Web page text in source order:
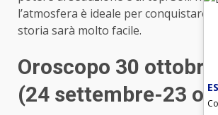
l’atmosfera è ideale per conquistare:
storia sarà molto facile.
Oroscopo 30 ottobre
(24 settembre-23